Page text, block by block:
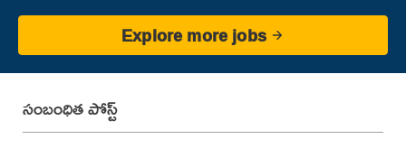
Explore more jobs
సంబంధిత పోస్ట్